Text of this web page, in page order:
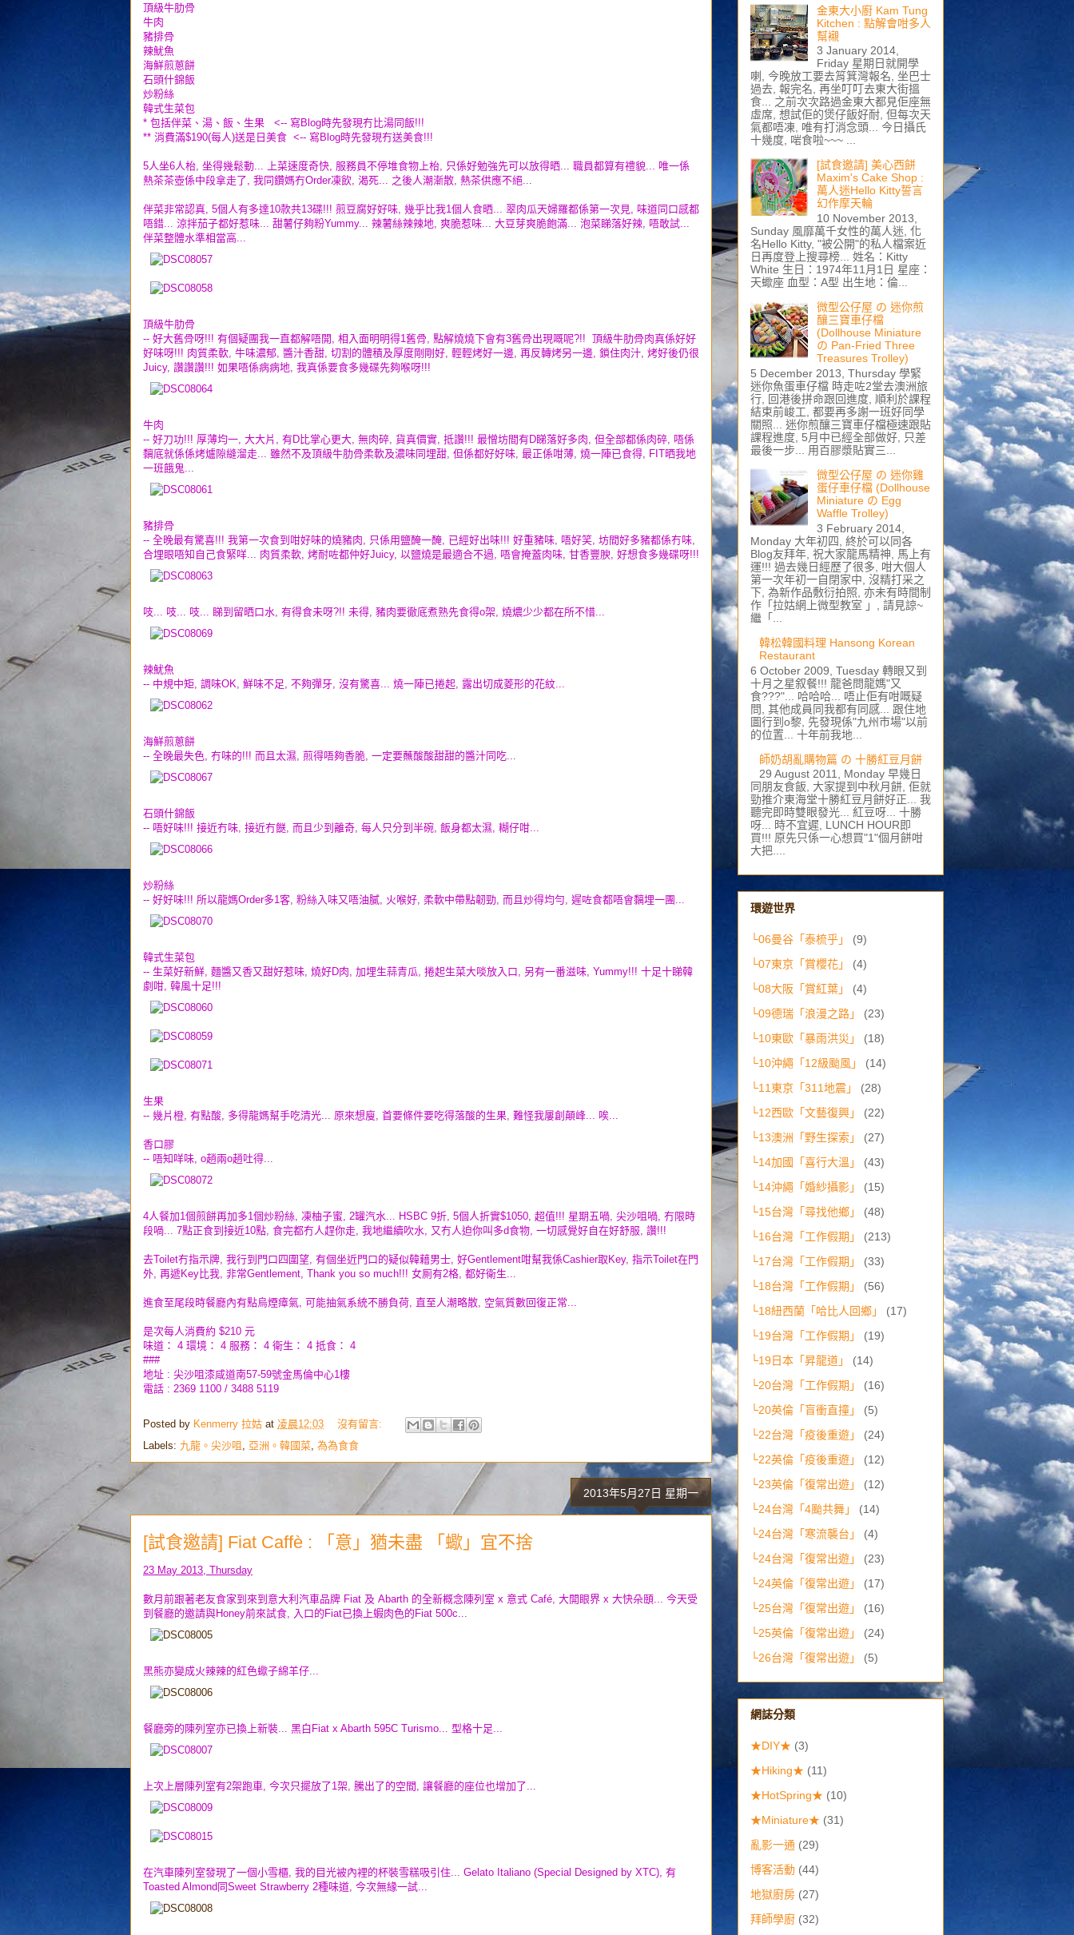
頂級牛肋骨
牛肉
豬排骨
辣魷魚
海鮮煎蔥餅
石頭什錦飯
炒粉絲
韓式生菜包
* 包括伴菜、湯、飯、生果 <-- 寫Blog時先發現冇比湯同飯!!!
** 消費滿$190(每人)送是日美食 <-- 寫Blog時先發現冇送美食!!!
5人坐6人枱, 坐得幾鬆動... 上菜速度奇快, 服務員不停堆食物上枱, 只係好勉強先可以放得晒... 職員都算有禮貌... 唯一係
熱茶茶壺係中段拿走了, 我同鑽媽冇Order凍飲, 渴死... 之後人潮漸散, 熱茶供應不絕...
伴菜非常認真, 5個人有多達10款共13碟!!! 煎豆腐好好味, 幾乎比我1個人食晒... 翠肉瓜天婦羅都係第一次見, 味道同口感都
唔錯... 涼拌茄子都好惹味... 甜薯仔夠粉Yummy... 辣薯絲辣辣地, 爽脆惹味... 大豆芽爽脆飽滿... 泡菜睇落好辣, 唔敢試...
伴菜整體水準相當高...
頂級牛肋骨
-- 好大舊骨呀!!! 有個疑團我一直都解唔開, 相入面明明得1舊骨, 點解燒燒下會有3舊骨出現嘅呢?!! 頂級牛肋骨肉真係好好
好味呀!!! 肉質柔軟, 牛味濃郁, 醬汁香甜, 切割的體積及厚度剛剛好, 輕輕烤好一邊, 再反轉烤另一邊, 鎖住肉汁, 烤好後仍很
Juicy, 讚讚讚!!! 如果唔係病病地, 我真係要食多幾碟先夠喉呀!!!
牛肉
-- 好刀功!!! 厚薄均一, 大大片, 有D比掌心更大, 無肉碎, 貨真價實, 抵讚!!! 最憎坊間有D睇落好多肉, 但全部都係肉碎, 唔係
黐底就係係烤爐隙縫溜走... 雖然不及頂級牛肋骨柔軟及濃味同埋甜, 但係都好好味, 最正係咁薄, 燒一陣已食得, FIT晒我地
一班餓鬼...
豬排骨
-- 全晚最有驚喜!!! 我第一次食到咁好味的燒豬肉, 只係用鹽醃一醃, 已經好出味!!! 好重豬味, 唔好笑, 坊間好多豬都係冇味,
合埋眼唔知自己食緊咩... 肉質柔軟, 烤耐咗都仲好Juicy, 以鹽燒是最適合不過, 唔會掩蓋肉味, 甘香豐腴, 好想食多幾碟呀!!!
吱... 吱... 吱... 睇到留晒口水, 有得食未呀?!! 未得, 豬肉要徹底煮熟先食得o架, 燒燶少少都在所不惜...
辣魷魚
-- 中規中矩, 調味OK, 鮮味不足, 不夠彈牙, 沒有驚喜... 燒一陣已捲起, 露出切成菱形的花紋...
海鮮煎蔥餅
-- 全晚最失色, 冇味的!!! 而且太濕, 煎得唔夠香脆, 一定要蘸酸酸甜甜的醬汁同吃...
石頭什錦飯
-- 唔好味!!! 接近冇味, 接近冇餸, 而且少到離奇, 每人只分到半碗, 飯身都太濕, 糊仔咁...
炒粉絲
-- 好好味!!! 所以龍媽Order多1客, 粉絲入味又唔油膩, 火喉好, 柔軟中帶點韌勁, 而且炒得均勻, 遲咗食都唔會黐埋一團...
韓式生菜包
-- 生菜好新鮮, 麵醬又香又甜好惹味, 燒好D肉, 加埋生蒜青瓜, 捲起生菜大啖放入口, 另有一番滋味, Yummy!!! 十足十睇韓
劇咁, 韓風十足!!!
生果
-- 幾片橙, 有點酸, 多得龍媽幫手吃清光... 原來想廋, 首要條件要吃得落酸的生果, 難怪我屢創顛峰... 唉...
香口膠
-- 唔知咩味, o趙兩o趙吐得...
4人餐加1個煎餅再加多1個炒粉絲, 凍柚子蜜, 2罐汽水... HSBC 9折, 5個人折實$1050, 超值!!! 星期五喎, 尖沙咀喎, 冇限時
段喎... 7點正食到接近10點, 食完都冇人趕你走, 我地繼續吹水, 又冇人迫你叫多d食物, 一切感覺好自在好舒服, 讚!!!
去Toilet冇指示牌, 我行到門口四圍望, 有個坐近門口的疑似韓藉男士, 好Gentlement咁幫我係Cashier取Key, 指示Toilet在門
外, 再遞Key比我, 非常Gentlement, Thank you so much!!! 女厠有2格, 都好衛生...
進食至尾段時餐廳內有點烏煙瘴氣, 可能抽氣系統不勝負荷, 直至人潮略散, 空氣質數回復正常...
是次每人消費約 $210 元
味道： 4 環境： 4 服務： 4 衛生： 4 抵食： 4
###
地址 : 尖沙咀漆咸道南57-59號金馬倫中心1樓
電話 : 2369 1100 / 3488 5119
Posted by Kenmerry 拉姑 at 凌晨12:03
沒有留言:
Labels: 九龍。尖沙咀 亞洲。韓國菜 為為食食
2013年5月27日 星期一
[試食邀請] Fiat Caffè : 「意」猶未盡 「蠍」宜不捨
23 May 2013, Thursday
數月前跟著老友食家到來到意大利汽車品牌 Fiat 及 Abarth 的全新概念陳列室 x 意式 Café, 大開眼界 x 大快朵頤... 今天受
到餐廳的邀請與Honey前來試食, 入口的Fiat已換上蝦肉色的Fiat 500c...
黑熊亦變成火辣辣的紅色蠍子綿羊仔...
餐廳旁的陳列室亦已換上新裝... 黑白Fiat x Abarth 595C Turismo... 型格十足...
上次上層陳列室有2架跑車, 今次只擺放了1架, 騰出了的空間, 讓餐廳的座位也增加了...
在汽車陳列室發現了一個小雪櫃, 我的目光被內裡的杯裝雪糕吸引住... Gelato Italiano (Special Designed by XTC), 有
Toasted Almond同Sweet Strawberry 2種味道, 今次無緣一試...
金東大小廚 Kam Tung
Kitchen : 點解會咁多人
幫襯
3 January 2014,
Friday 星期日就開學
喇, 今晚放工要去筲箕灣報名, 坐巴士
過去, 報完名, 再坐叮叮去東大街搵
食... 之前次次路過金東大都見佢座無
虛席, 想試佢的煲仔飯好耐, 但每次天
氣都唔凍, 唯有打消念頭... 今日攝氏
十幾度, 啱食啦~~~ ...
[試食邀請] 美心西餅
Maxim's Cake Shop :
萬人迷Hello Kitty誓言
幻作摩天輪
10 November 2013,
Sunday 風靡萬千女性的萬人迷, 化
名Hello Kitty, "被公開"的私人檔案近
日再度登上搜尋榜... 姓名：Kitty
White 生日：1974年11月1日 星座：
天蠍座 血型：A型 出生地：倫...
微型公仔屋 の 迷你煎
釀三寶車仔檔
(Dollhouse Miniature
の Pan-Fried Three
Treasures Trolley)
5 December 2013, Thursday 學緊
迷你魚蛋車仔檔 時走咗2堂去澳洲旅
行, 回港後拼命跟回進度, 順利於課程
結束前峻工, 都要再多謝一班好同學
關照... 迷你煎釀三寶車仔檔極速跟貼
課程進度, 5月中已經全部做好, 只差
最後一步... 用百膠漿貼實三...
微型公仔屋 の 迷你雞
蛋仔車仔檔 (Dollhouse
Miniature の Egg
Waffle Trolley)
3 February 2014,
Monday 大年初四, 終於可以同各
Blog友拜年, 祝大家龍馬精神, 馬上有
運!!! 過去幾日經歷了很多, 咁大個人
第一次年初一自閉家中, 沒精打采之
下, 為新作品敷衍拍照, 亦未有時間制
作「拉姑網上微型教室 」, 請見諒~
繼「...
韓松韓國料理 Hansong Korean
Restaurant
6 October 2009, Tuesday 轉眼又到
十月之星叙餐!!! 龍爸問龍媽"又
食???"... 哈哈哈... 唔止佢有咁嘅疑
問, 其他成員同我都有同感... 跟住地
圖行到o黎, 先發現係"九州市場"以前
的位置... 十年前我地...
師奶胡亂購物篇 の 十勝紅豆月餅
29 August 2011, Monday 早幾日
同朋友食飯, 大家提到中秋月餅, 佢就
勁推介東海堂十勝紅豆月餅好正... 我
聽完即時雙眼發光... 紅豆呀... 十勝
呀... 時不宜遲, LUNCH HOUR即
買!!! 原先只係一心想買"1"個月餅咁
大把....
環遊世界
└06曼谷「泰梳乎」
(9)
└07東京「賞櫻花」
(4)
└08大阪「賞紅葉」
(4)
└09德瑞「浪漫之路」
(23)
└10東歐「暴雨洪災」
(18)
└10沖繩「12級颱風」
(14)
└11東京「311地震」
(28)
└12西歐「文藝復興」
(22)
└13澳洲「野生探索」
(27)
└14加國「喜行大溫」
(43)
└14沖繩「婚紗攝影」
(15)
└15台灣「尋找他鄉」
(48)
└16台灣「工作假期」
(213)
└17台灣「工作假期」
(33)
└18台灣「工作假期」
(56)
└18紐西蘭「哈比人回鄉」
(17)
└19台灣「工作假期」
(19)
└19日本「昇龍道」
(14)
└20台灣「工作假期」
(16)
└20英倫「盲衝直撞」
(5)
└22台灣「疫後重遊」
(24)
└22英倫「疫後重遊」
(12)
└23英倫「復常出遊」
(12)
└24台灣「4颱共舞」
(14)
└24台灣「寒流襲台」
(4)
└24台灣「復常出遊」
(23)
└24英倫「復常出遊」
(17)
└25台灣「復常出遊」
(16)
└25英倫「復常出遊」
(24)
└26台灣「復常出遊」
(5)
網誌分類
★DIY★ (3)
★Hiking★ (11)
★HotSpring★ (10)
★Miniature★ (31)
亂影一通 (29)
博客活動 (44)
地獄廚房 (27)
拜師學廚 (32)